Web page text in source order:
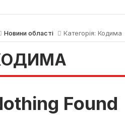
Новини області Категорія: Кодима
Found